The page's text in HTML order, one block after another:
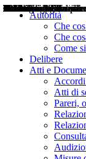
Autorità
Che
Che
Come
Delibere
Atti e
Accordi
Atti di
Pareri,
Delibere
Pareri
Consultazioni
Audizioni
Atti di Segnalazione
Accordi e Protocolli
Relazioni annuali
Misure di
Notizie
Comunicati Stampa
Bollettini ART
Convegni ART
Interviste del
Articoli in primo
Interventi del
2004
2005
2010
2013
2014
2015
2016
2017
2018
2019
202
2020
2021
2022
2023
2024
2025
2026
Aereo
Marittimo
Terrestre